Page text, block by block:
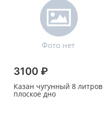
3100 ₽
Казан чугунный 8 литров
плоское дно